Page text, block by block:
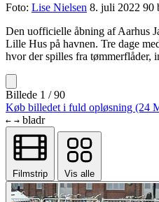
Foto: Lise Nielsen 8. juli 2022 90
Den uofficielle åbning af Aarhus
Lille Hus på havnen. Tre dage
hvor der spilles fra
Billede 1 / 90
Køb billedet i fuld opløsning (24
← → bladr
Filmstrip Vis alle